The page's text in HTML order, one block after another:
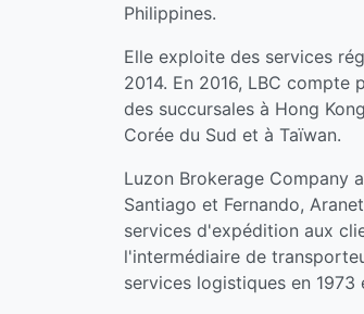
Philippines.
Elle exploite des services
2014. En 2016, LBC
des succursales à Hong
Corée du Sud et à Taïwan.
Luzon Brokerage Company
Santiago et Fernando,
services d'expédition aux
l'intermédiaire de
services logistiques en